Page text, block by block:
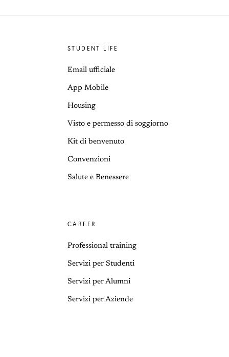
STUDENT LIFE
Email ufficiale
App Mobile
Housing
Visto e permesso di soggiorno
Kit di benvenuto
Convenzioni
Salute e Benessere
CAREER
Professional training
Servizi per Studenti
Servizi per Alumni
Servizi per Aziende